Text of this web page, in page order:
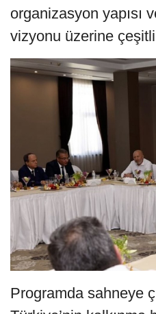
organizasyon yapısı
vizyonu üzerine
Programda sahneye